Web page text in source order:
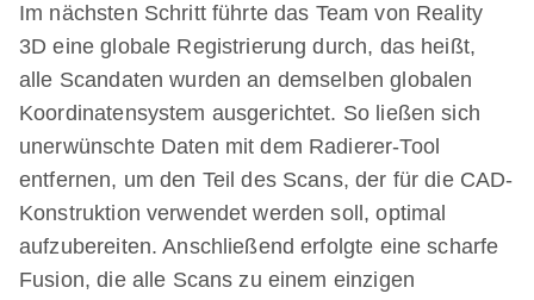
Im nächsten Schritt führte das Team von Reality
3D eine globale Registrierung durch, das heißt,
alle Scandaten wurden an demselben globalen
Koordinatensystem ausgerichtet. So ließen sich
unerwünschte Daten mit dem Radierer-Tool
entfernen, um den Teil des Scans, der für die CAD-
Konstruktion verwendet werden soll, optimal
aufzubereiten. Anschließend erfolgte eine scharfe
Fusion, die alle Scans zu einem einzigen